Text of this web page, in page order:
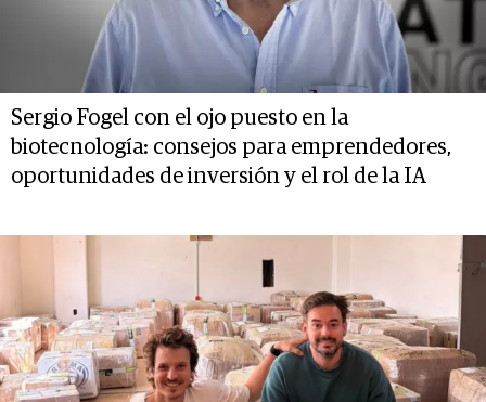
Sergio Fogel con el ojo puesto en la
biotecnología: consejos para emprendedores,
oportunidades de inversión y el rol de la IA